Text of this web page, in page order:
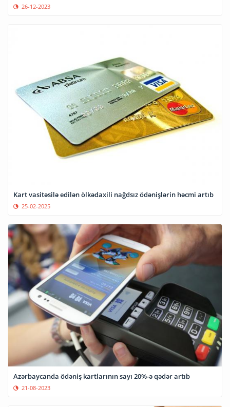
26-12-2023
Kart vasitəsilə edilən ölkədaxili nağdsız ödənişlərin həcmi artıb
25-02-2025
Azərbaycanda ödəniş kartlarının sayı 20%-ə qədər artıb
21-08-2023